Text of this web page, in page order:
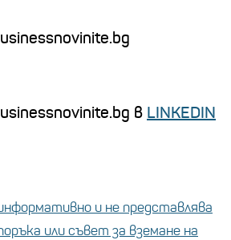
в LINKEDIN
и не представлява
или съвет за вземане на